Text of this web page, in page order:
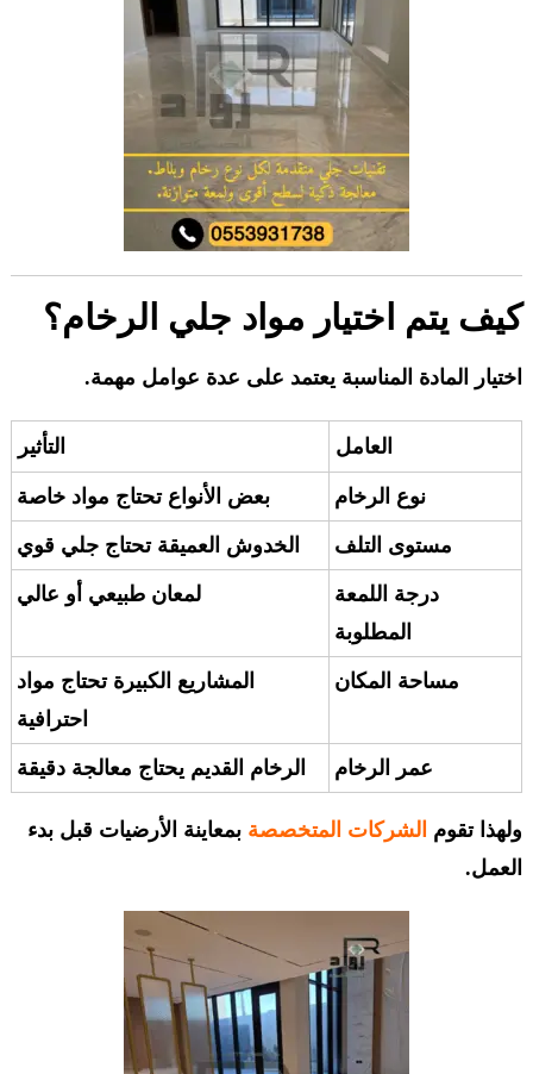
كيف يتم اختيار مواد جلي الرخام؟
اختيار المادة المناسبة يعتمد على عدة عوامل مهمة.
العامل التأثير
نوع الرخام بعض الأنواع تحتاج مواد خاصة
مستوى التلف الخدوش العميقة تحتاج جلي قوي
درجة اللمعة
المطلوبة
لمعان طبيعي أو عالي
مساحة المكان
المشاريع الكبيرة تحتاج مواد
احترافية
عمر الرخام الرخام القديم يحتاج معالجة دقيقة
ولهذا تقوم الشركات المتخصصة بمعاينة الأرضيات قبل بدء
العمل.